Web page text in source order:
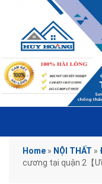
Home » NỘI THẤT »
cương tại quận 2【